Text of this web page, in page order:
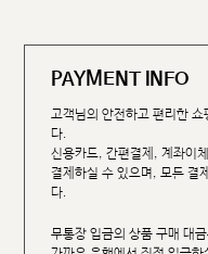
PAYMENT INFO
고객님의 안전하고 편리한
다.
신용카드, 간편결제, 계좌이
결제하실 수 있으며, 모든 결
다.
무통장 입금의 상품 구매 대